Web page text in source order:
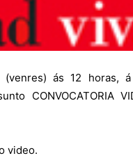
ás 12 horas,
CONVOCATORIA
video.